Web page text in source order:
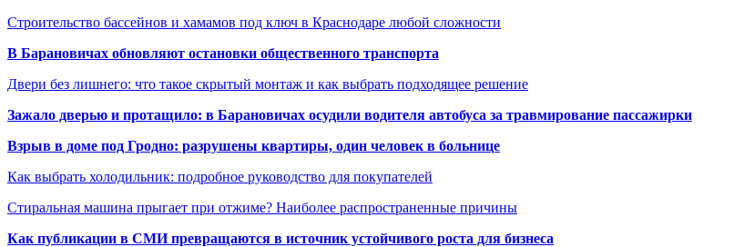
Строительство бассейнов и хамамов под ключ в Краснодаре любой сложности
В Барановичах обновляют остановки общественного транспорта
Двери без лишнего: что такое скрытый монтаж и как выбрать подходящее решение
Зажало дверью и протащило: в Барановичах осудили водителя автобуса за травмирование пассажирки
Взрыв в доме под Гродно: разрушены квартиры, один человек в больнице
Как выбрать холодильник: подробное руководство для покупателей
Стиральная машина прыгает при отжиме? Наиболее распространенные причины
Как публикации в СМИ превращаются в источник устойчивого роста для бизнеса